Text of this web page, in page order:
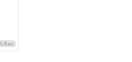
5-8 ans